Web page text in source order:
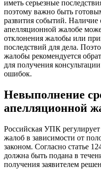
иметь серьезные
поэтому важно быть
развития событий. Наличие
апелляционной жалобе
отклонения жалобы или
последствий для дела.
жалобы рекомендуется
для получения
ошибок.
Невыполнение
апелляционной
Российская УПК
жалоб в зависимости от
законом. Согласно статье
должна быть подана в
получения заявителем